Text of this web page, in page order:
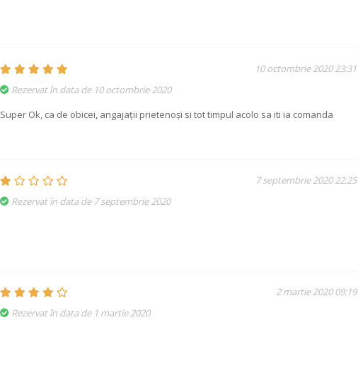
10 octombrie 2020 23:31
Rezervat în data de 10 octombrie 2020
Super Ok, ca de obicei, angajații prietenoși si tot timpul acolo sa iti ia comanda
7 septembrie 2020 22:25
Rezervat în data de 7 septembrie 2020
2 martie 2020 09:19
Rezervat în data de 1 martie 2020